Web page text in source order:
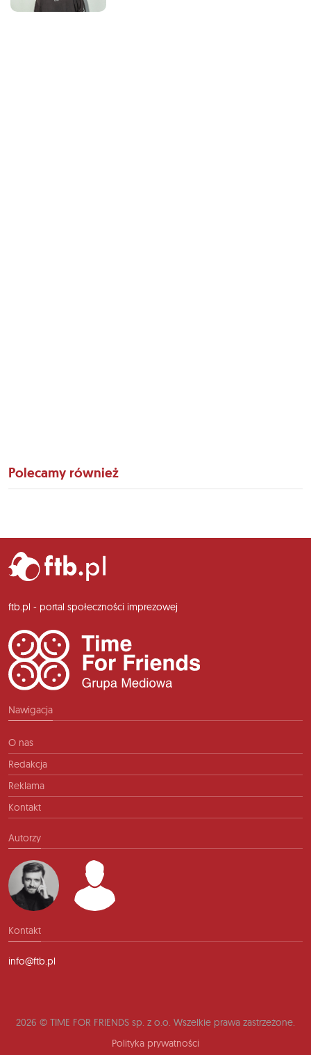
Polecamy również
ftb.pl - portal społeczności imprezowej
Nawigacja
O nas
Redakcja
Reklama
Kontakt
Autorzy
Kontakt
info@ftb.pl
2026 © TIME FOR FRIENDS sp. z o.o. Wszelkie prawa zastrzeżone.
Polityka prywatności